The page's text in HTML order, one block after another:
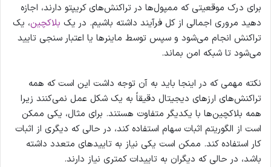
برای درک موقعیتی که ممپول‌ها در تراکنش‌های کریپتو دارند، اجازه
دهید مروری اجمالی از کل فرآیند داشته باشیم. در یک بلاکچین، یک
تراکنش انجام می‌شود و سپس توسط ماینرها یا اعتبار سنجی تایید
می‌شود تا شبکه امن بماند.
نکته مهمی که در اینجا باید به آن توجه داشت این است که همه
تراکنش‌های ارزهای دیجیتال دقیقاً به یک شکل عمل نمی‌کنند زیرا
همه بلاکچین‌ها با یکدیگر متفاوت هستند. برای مثال، یکی ممکن
است از الگوریتم اثبات سهام استفاده کند، در حالی که دیگری از اثبات
کار استفاده کند. ممکن است یکی نیاز به تاییدهای متعدد داشته
باشد، در حالی که دیگران به تاییدات کمتری نیاز دارند.